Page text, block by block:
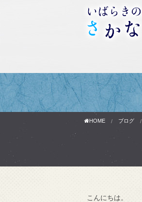
HOME ブログ
こんにちは。